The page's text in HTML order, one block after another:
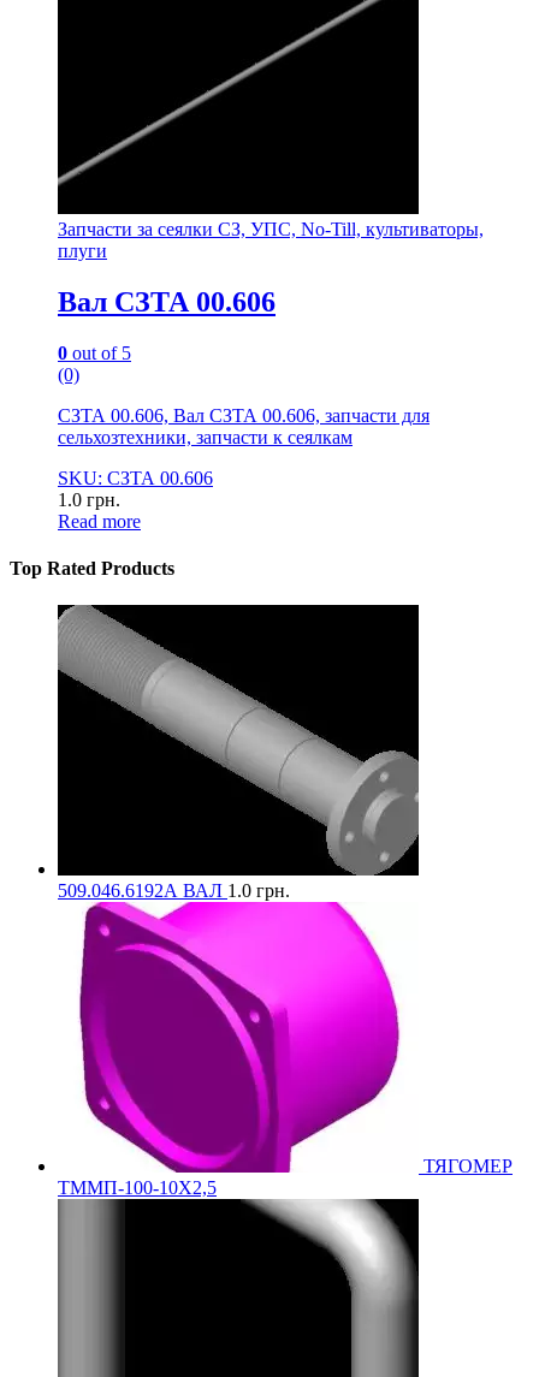
Запчасти за сеялки СЗ, УПС, No-Till, культиваторы,
плуги
Вал СЗТА 00.606
0 out of 5
(0)
СЗТА 00.606, Вал СЗТА 00.606, запчасти для
сельхозтехники, запчасти к сеялкам
SKU: СЗТА 00.606
1.0 грн.
Read more
Top Rated Products
509.046.6192А ВАЛ 1.0 грн.
ТЯГОМЕР
ТММП-100-10Х2,5